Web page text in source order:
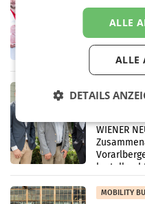
Ober-
WIENER
laufenden
erneuert
in Haag
Albrecht
WIENER
MOBILITY
ALLE
ALLE
DETAILS